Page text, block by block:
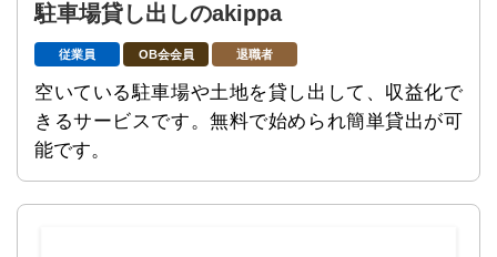
駐車場貸し出しのakippa
従業員 OB会会員 退職者
空いている駐車場や土地を貸し出して、収益化で
きるサービスです。無料で始められ簡単貸出が可
能です。